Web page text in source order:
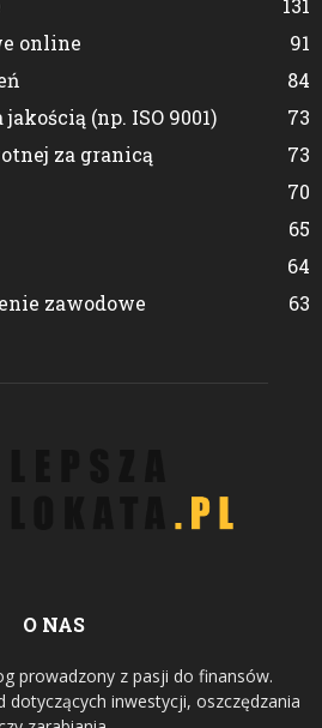
131
online
91
84
(np. ISO 9001)
73
za granicą
73
70
65
64
zawodowe
63
O NAS
prowadzony z pasji do finansów.
dotyczących inwestycji, oszczędzania